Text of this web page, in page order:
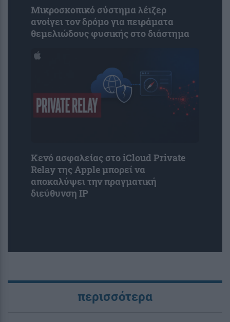
Μικροσκοπικό σύστημα λέιζερ
ανοίγει τον δρόμο για πειράματα
θεμελιώδους φυσικής στο διάστημα
Κενό ασφαλείας στο iCloud Private
Relay της Apple μπορεί να
αποκαλύψει την πραγματική
διεύθυνση IP
περισσότερα